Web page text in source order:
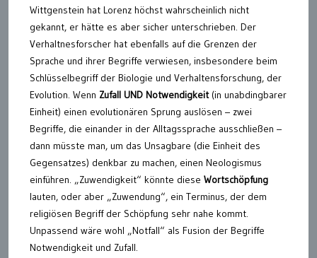
Wittgenstein hat Lorenz höchst wahrscheinlich nicht
gekannt, er hätte es aber sicher unterschrieben. Der
Verhaltnesforscher hat ebenfalls auf die Grenzen der
Sprache und ihrer Begriffe verwiesen, insbesondere beim
Schlüsselbegriff der Biologie und Verhaltensforschung, der
Evolution. Wenn Zufall UND Notwendigkeit(in unabdingbarer
Einheit) einen evolutionären Sprung auslösen – zwei
Begriffe, die einander in der Alltagssprache ausschließen –
dann müsste man, um das Unsagbare (die Einheit des
Gegensatzes) denkbar zu machen, einen Neologismus
einführen. „Zuwendigkeit“ könnte diese Wortschöpfung
lauten, oder aber „Zuwendung“, ein Terminus, der dem
religiösen Begriff der Schöpfung sehr nahe kommt.
Unpassend wäre wohl „Notfall“ als Fusion der Begriffe
Notwendigkeit und Zufall.